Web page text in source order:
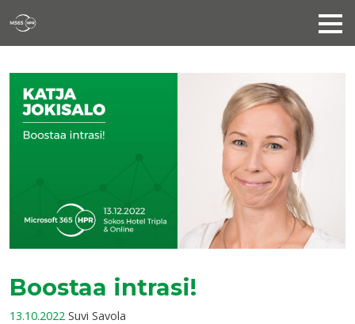
Boostaa intrasi!
13.10.2022 Suvi Savola